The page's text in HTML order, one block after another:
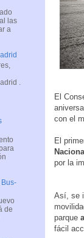
El
con el
El
Nacional
por la
Así, se
parque
fácil
las
a
.
de